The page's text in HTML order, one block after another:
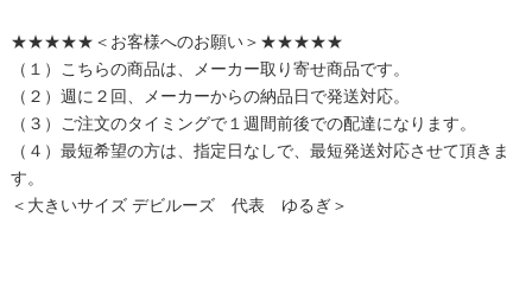
★★★★★＜お客様へのお願い＞★★★★★
（１）こちらの商品は、メーカー取り寄せ商品です。
（２）週に２回、メーカーからの納品日で発送対応。
（３）ご注文のタイミングで１週間前後での配達になります。
（４）最短希望の方は、指定日なしで、最短発送対応させて頂きま
す。
＜大きいサイズ デビルーズ 代表 ゆるぎ＞